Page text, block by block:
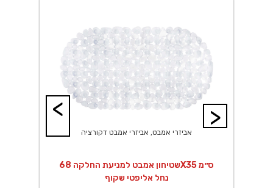
>
אביזרי אמבט, אביזרי אמבט דקורציה
שטיחון אמבט למניעת החלקה 68X35 ס״מ
נחל אליפטי שקוף
<